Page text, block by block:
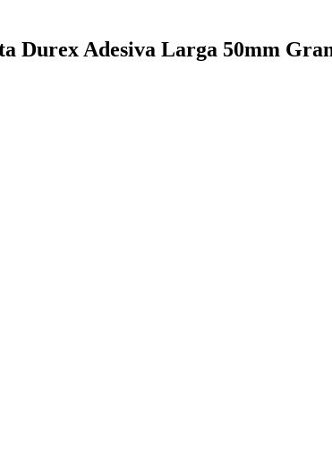
Durex Adesiva Larga 50mm